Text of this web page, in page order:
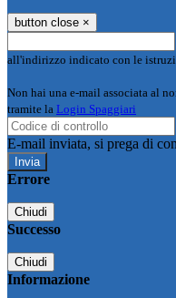
button close ×
all'indirizzo indicato con le
Non hai una e-mail associata al
tramite la Login Spaggiari
E-mail inviata, si prega di
Errore
Chiudi
Successo
Chiudi
Informazione